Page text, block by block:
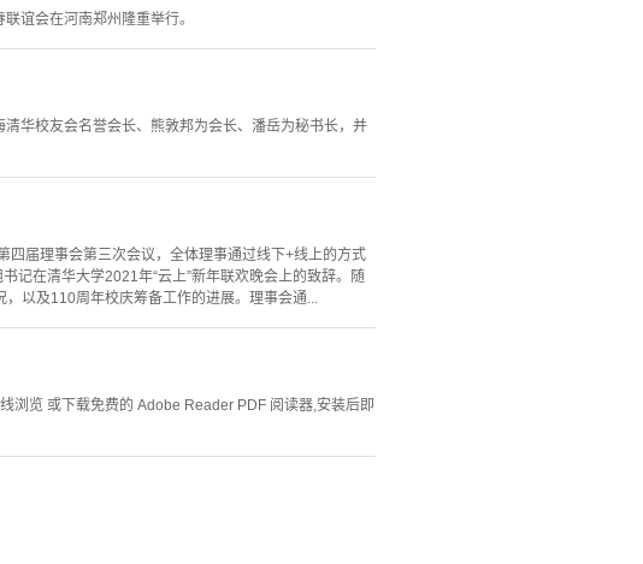
谊会在河南郑州隆重举行。
华校友会名誉会长、熊敦邦为会长、潘岳为秘书长，并
届理事会第三次会议，全体理事通过线下+线上的方式
记在清华大学2021年“云上”新年联欢晚会上的致辞。随
以及110周年校庆筹备工作的进展。理事会通...
浏览 或下载免费的 Adobe Reader PDF 阅读器,安装后即